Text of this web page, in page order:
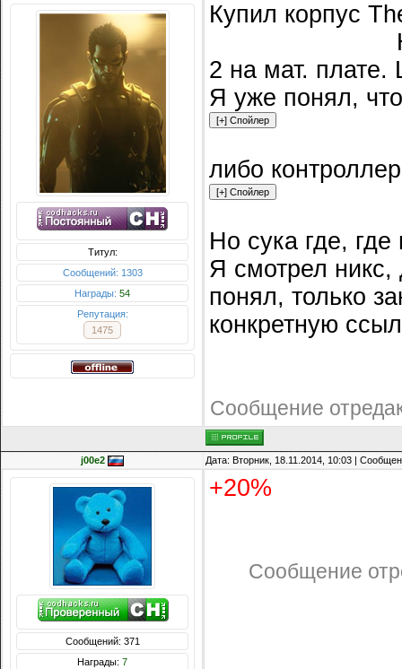
Титул:
Сообщений: 1303
Награды: 54
Репутация:
1475
Купил корпус
2 на мат. плате.
Я уже понял,
либо контроллер
Но сука где,
Я смотрел никс,
понял, только
конкретную
Сообщение
j00e2 Дата: Вторник, 18.11.2014, 10:03 |
Сообщений: 371
Награды: 7
+20%
Сообщение